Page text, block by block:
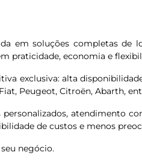
em soluções completas
praticidade, economia e
exclusiva: alta
Peugeot, Citroën, Abarth,
personalizados, atendimento
de custos e menos
negócio.